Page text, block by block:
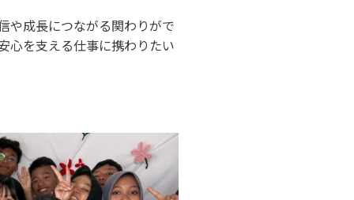
や成長につながる関わりがで
心を支える仕事に携わりたい